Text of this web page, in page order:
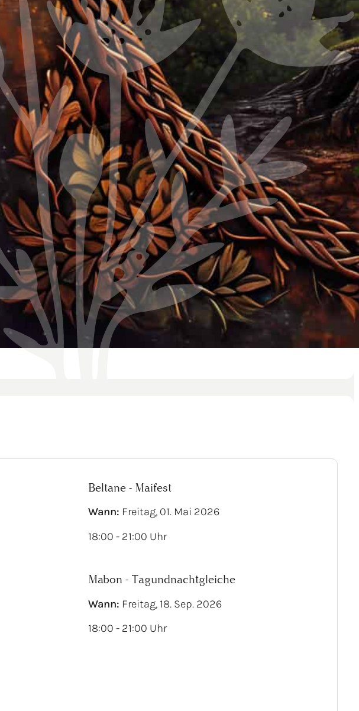
Beltane - Maifest
Wann: Freitag, 01. Mai 2026
18:00 - 21:00 Uhr
Mabon - Tagundnachtgleiche
Wann: Freitag, 18. Sep. 2026
18:00 - 21:00 Uhr